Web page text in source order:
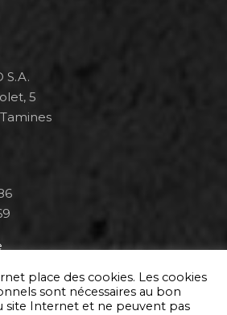
S.A.
5
14h30
et 12h30-17h00
place des cookies. Les cookies
sont nécessaires au bon
Internet et ne peuvent pas